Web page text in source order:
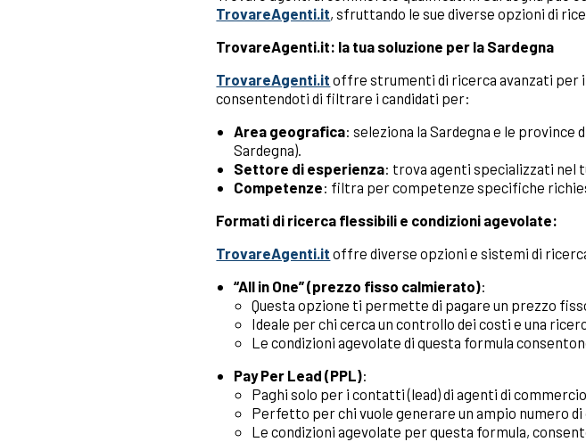
TrovareAgenti.it, sfruttando le sue diverse opzioni di
TrovareAgenti.it: la tua soluzione per la Sardegna
TrovareAgenti.it offre strumenti di ricerca avanzati per
consentendoti di filtrare i candidati per:
Area geografica: seleziona la Sardegna e le province
Sardegna).
Settore di esperienza: trova agenti specializzati nel
Competenze: filtra per competenze specifiche
Formati di ricerca flessibili e condizioni agevolate:
TrovareAgenti.it offre diverse opzioni e sistemi di
“All in One” (prezzo fisso calmierato):
Questa opzione ti permette di pagare un prezzo
Ideale per chi cerca un controllo dei costi e una
Le condizioni agevolate di questa formula
Pay Per Lead (PPL):
Paghi solo per i contatti (lead) di agenti di
Perfetto per chi vuole generare un ampio numero
Le condizioni agevolate per questa formula,